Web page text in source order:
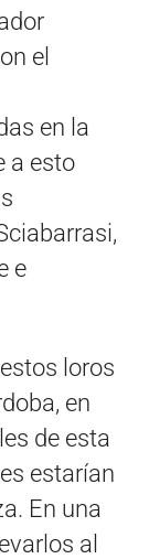
el
en la
a esto
e
loros
en
de esta
estarían
En una
al